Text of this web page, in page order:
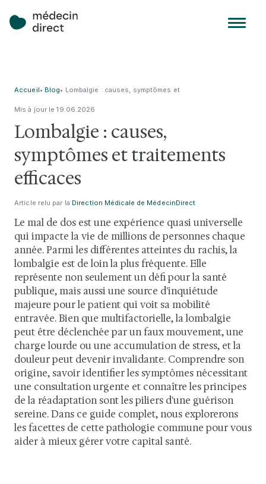
Accueil• Blog• Lombalgie : causes, symptômes et
Lombalgie : causes,
symptômes et traitements
efficaces
Mis à jour le19.06.2026
Article relu par la Direction Médicale de MédecinDirect
Le mal de dos est une expérience quasi universelle
qui impacte la vie de millions de personnes chaque
année. Parmi les différentes atteintes du rachis, la
lombalgie est de loin la plus fréquente. Elle
représente non seulement un défi pour la santé
publique, mais aussi une source d'inquiétude
majeure pour le patient qui voit sa mobilité
entravée. Bien que multifactorielle, la lombalgie
peut être déclenchée par un faux mouvement, une
charge lourde ou une accumulation de stress, et la
douleur peut devenir invalidante. Comprendre son
origine, savoir identifier les symptômes nécessitant
une consultation urgente et connaître les principes
de la réadaptation sont les piliers d'une guérison
sereine. Dans ce guide complet, nous explorerons
les facettes de cette pathologie commune pour vous
aider à mieux gérer votre capital santé.